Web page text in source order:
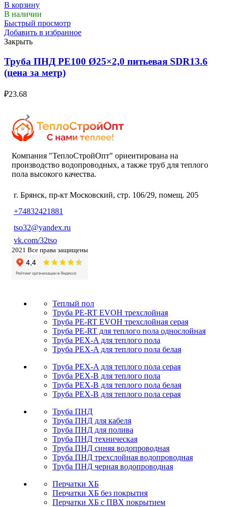
В корзину
В наличии
Быстрый просмотр
Добавить в избранное
Закрыть
Труба ПНД РЕ100 Ø25×2,0 питьевая SDR13.6
(цена за метр)
₽23.68
Компания "ТеплоСтройОпт" ориентирована на
производство водопроводных, а также труб для теплого
пола высокого качества.
г. Брянск, пр-кт Московский, стр. 106/29, помещ. 205
+74832421881
tso32@yandex.ru
vk.com/32tso
2021 Все права защищены
Теплый пол
Труба PE-RT EVOH трехслойная
Труба PE-RT EVOH трехслойная серая
Труба PE-RT для теплого пола однослойная
Труба PEX-A для теплого пола
Труба PEX-A для теплого пола белая
Труба PEX-A для теплого пола серая
Труба PEX-B для теплого пола
Труба PEX-B для теплого пола белая
Труба PEX-B для теплого пола серая
Труба ПНД
Труба ПНД для кабеля
Труба ПНД для полива
Труба ПНД техническая
Труба ПНД синяя водопроводная
Труба ПНД трехслойная водопроводная
Труба ПНД черная водопроводная
Перчатки ХБ
Перчатки ХБ без покрытия
Перчатки ХБ с ПВХ покрытием